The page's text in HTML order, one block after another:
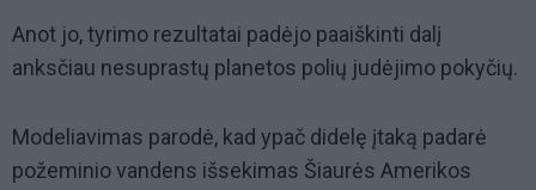
Anot jo, tyrimo rezultatai padėjo paaiškinti dalį
anksčiau nesuprastų planetos polių judėjimo pokyčių.
Modeliavimas parodė, kad ypač didelę įtaką padarė
požeminio vandens išsekimas Šiaurės Amerikos